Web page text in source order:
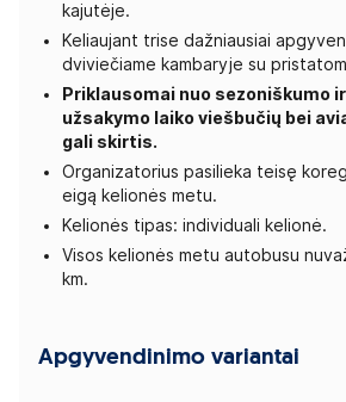
kajutėje.
Keliaujant trise dažniausiai
dviviečiame kambaryje su
Priklausomai nuo sezoniškumo
užsakymo laiko viešbučių bei
gali skirtis.
Organizatorius pasilieka teisę
eigą kelionės metu.
Kelionės tipas: individuali kelionė.
Visos kelionės metu autobusu
km.
Apgyvendinimo variantai